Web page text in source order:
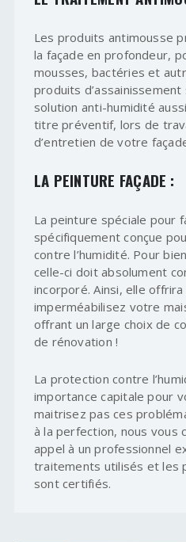
Les produits antimousse
la façade en profondeur,
mousses, bactéries et
produits
solution anti-humidité
titre préventif, lors de
d’entretien de votre
LA PEINTURE FAÇADE :
La peinture spéciale pour
spécifiquement conçue
contre l’humidité. Pour
celle-ci doit absolument
incorporé. Ainsi, elle
imperméabilisez votre
offrant un large choix de
de rénovation !
La protection contre
importance capitale pour
maitrisez pas ces
à la perfection, nous vous
appel à un professionnel
traitements utilisés et les
sont certifiés.